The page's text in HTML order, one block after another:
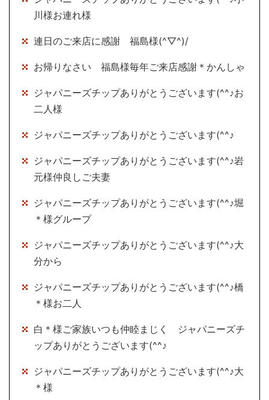
川様お連れ様
連日のご来店に感謝 福島様(^▽^)/
お帰りなさい 福島様毎年ご来店感謝＊かんしゃ
ジャパニーズチップありがとうございます(^^♪お
二人様
ジャパニーズチップありがとうございます(^^♪
ジャパニーズチップありがとうございます(^^♪岩
元様仲良しご夫妻
ジャパニーズチップありがとうございます(^^♪堀
＊様グループ
ジャパニーズチップありがとうございます(^^♪大
分から
ジャパニーズチップありがとうございます(^^♪橋
＊様お二人
白＊様ご家族いつも仲睦まじく ジャパニーズチ
ップありがとうございます(^^♪
ジャパニーズチップありがとうございます(^^♪大
＊様